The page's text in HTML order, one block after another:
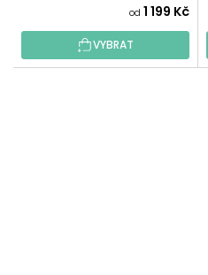
od 1 199 Kč
VYBRAT